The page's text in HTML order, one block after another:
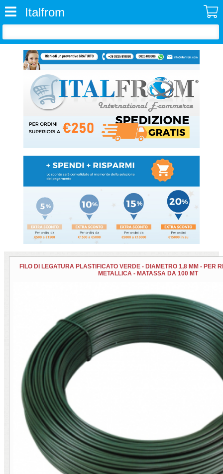
Italfrom
FILO DI LEGATURA PLASTIFICATO VERDE - DIAMETRO 1,8 MM - PER
METALLICA - MATASSA DA 100 MT